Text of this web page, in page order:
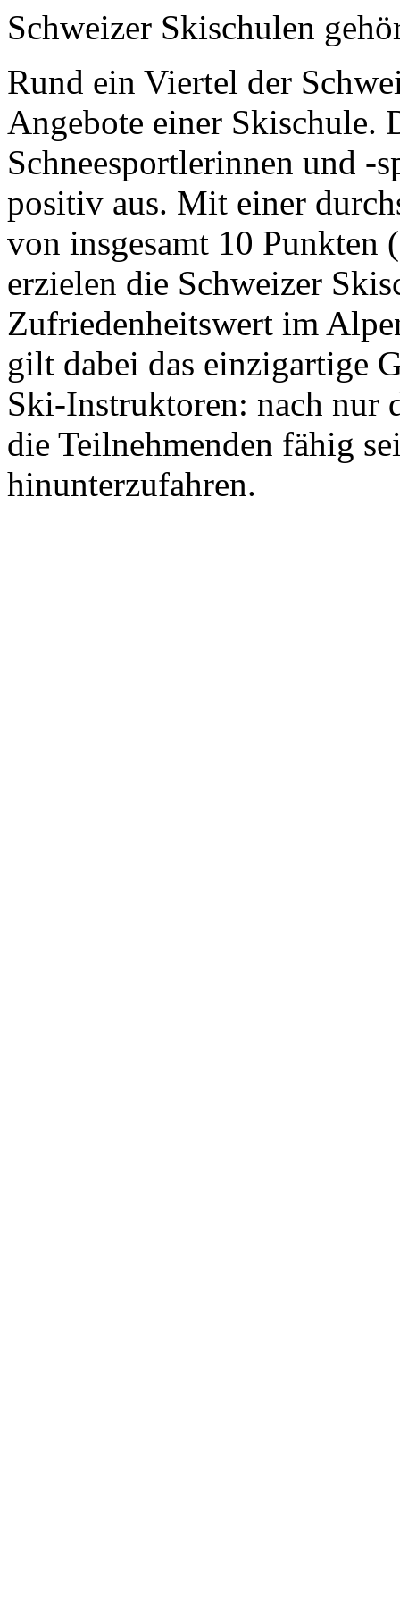
Schweizer Skischulen
Rund ein Viertel der
Angebote einer Skischule.
Schneesportlerinnen und -
positiv aus. Mit einer
von insgesamt 10
erzielen die Schweizer
Zufriedenheitswert im
gilt dabei das einzigartige
Ski-Instruktoren: nach nur
die Teilnehmenden fähig
hinunterzufahren.